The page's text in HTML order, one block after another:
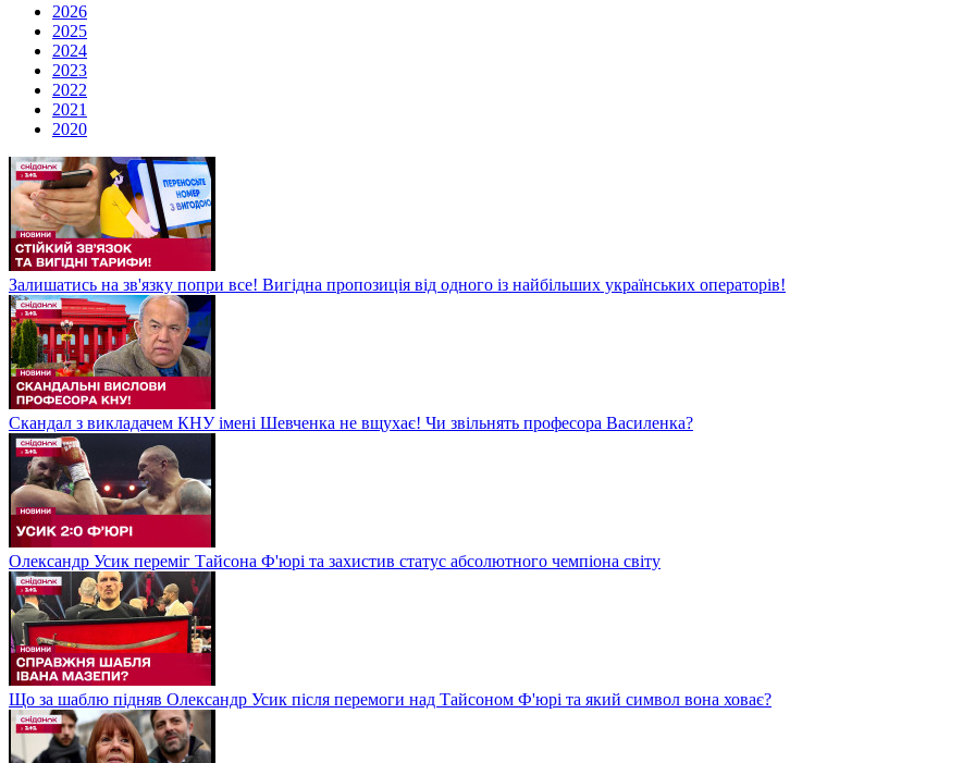
2026
2025
2024
2023
2022
2021
2020
Залишатись на зв'язку попри все! Вигідна пропозиція від одного із найбільших українських операторів!
Скандал з викладачем КНУ імені Шевченка не вщухає! Чи звільнять професора Василенка?
Олександр Усик переміг Тайсона Ф'юрі та захистив статус абсолютного чемпіона світу
Що за шаблю підняв Олександр Усик після перемоги над Тайсоном Ф'юрі та який символ вона ховає?